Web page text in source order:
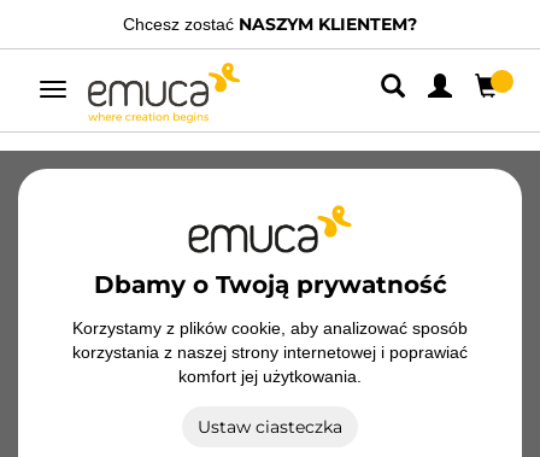
NASZYM KLIENTEM? Posiadamy
Przełącz
nawigację
Dbamy o Twoją prywatność
Korzystamy z plików cookie, aby analizować sposób
korzystania z naszej strony internetowej i poprawiać
komfort jej użytkowania.
Ustaw ciasteczka
Konfiguratory
FAQ
Konfiguratory konstrukcji